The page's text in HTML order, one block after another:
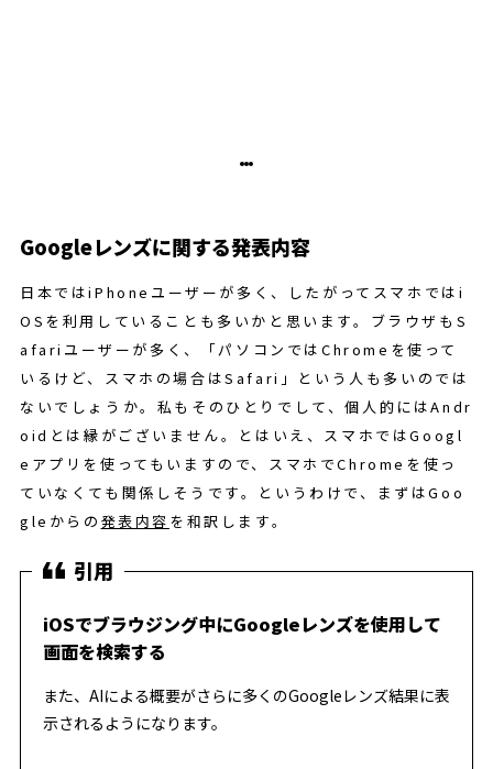
Googleレンズに関する発表内容
日本ではiPhoneユーザーが多く、したがってスマホではi
OSを利用していることも多いかと思います。ブラウザもS
afariユーザーが多く、「パソコンではChromeを使って
いるけど、スマホの場合はSafari」という人も多いのでは
ないでしょうか。私もそのひとりでして、個人的にはAndr
oidとは縁がございません。とはいえ、スマホではGoogl
eアプリを使ってもいますので、スマホでChromeを使っ
ていなくても関係しそうです。というわけで、まずはGoo
gleからの 発表内容 を和訳します。
iOSでブラウジング中にGoogleレンズを使用して
画面を検索する
また、AIによる概要がさらに多くのGoogleレンズ結果に表
示されるようになります。